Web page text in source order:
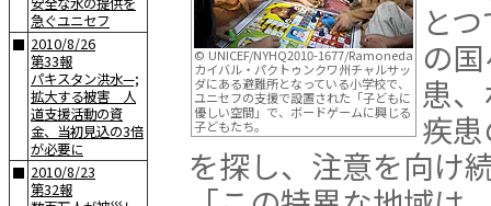
急ぐユニセフ
■ 2010/8/26
第33報
パキスタン洪水—;
拡大する被害 人
道支援活動の資
金、当初見込の3倍
が必要に
■ 2010/8/23
第32報
© UNICEF/NYHQ2010-1677/Ramoneda
カイバル・パクトゥンクワ州チャルサッ
ダにある避難所となっている小学校で、
ユニセフの支援で設置された「子どもに
優しい空間」で、ボードゲームに興じる
子どもたち。
と
の
患
疾
を探し、注意を向け